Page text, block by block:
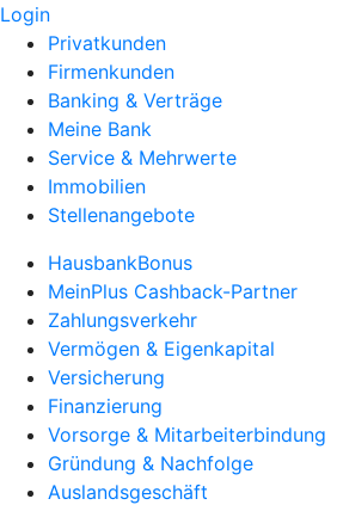
Login
Privatkunden
Firmenkunden
Banking & Verträge
Meine Bank
Service & Mehrwerte
Immobilien
Stellenangebote
HausbankBonus
MeinPlus Cashback-Partner
Zahlungsverkehr
Vermögen & Eigenkapital
Versicherung
Finanzierung
Vorsorge & Mitarbeiterbindung
Gründung & Nachfolge
Auslandsgeschäft